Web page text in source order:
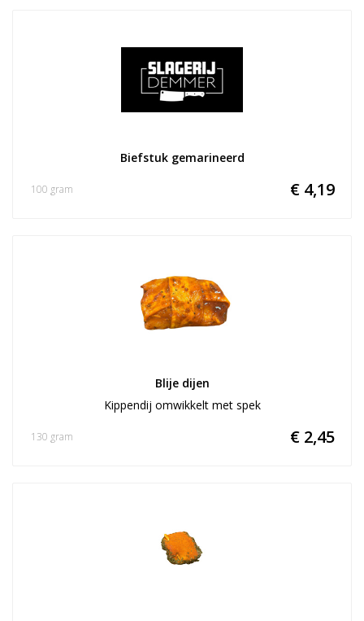
Biefstuk gemarineerd
€ 4,19
100 gram
Blije dijen
Kippendij omwikkelt met spek
€ 2,45
130 gram